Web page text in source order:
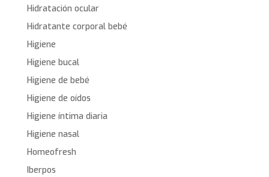
Hidratación ocular
Hidratante corporal bebé
Higiene
Higiene bucal
Higiene de bebé
Higiene de oídos
Higiene íntima diaria
Higiene nasal
Homeofresh
Iberpos